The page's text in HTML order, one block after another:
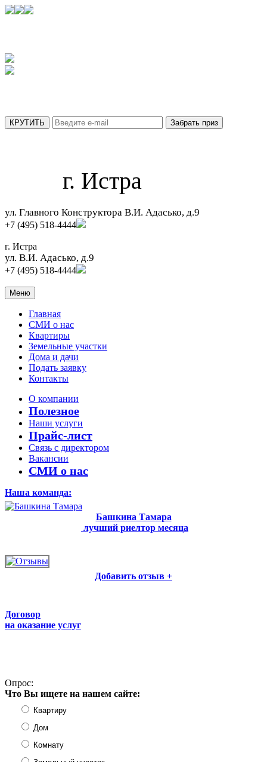
г. Истра
ул. Главного Конструктора В.И. Адасько, д.9
+7 (495) 518-4444
г. Истра
ул. В.И. Адасько, д.9
+7 (495) 518-4444
Меню
Главная
СМИ о нас
Квартиры
Земельные участки
Дома и дачи
Подать заявку
Контакты
О компании
Полезное
Наши услуги
Прайс-лист
Связь с директором
Вакансии
СМИ о нас
Наша команда:
Башкина Тамара
лучший риелтор месяца
Добавить отзыв +
Договор
на оказание услуг
Опрос:
Что Вы ищете на нашем сайте:
Квартиру
Дом
Комнату